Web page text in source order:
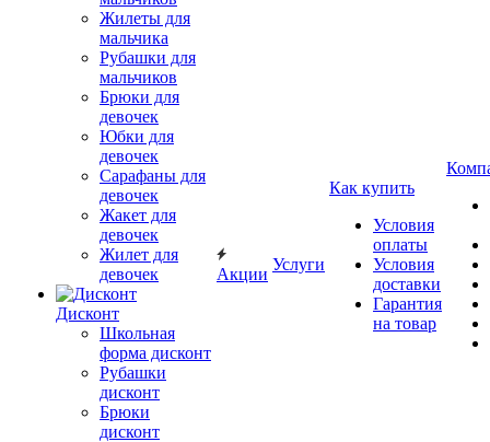
Жилеты для
мальчика
Рубашки для
мальчиков
Брюки для
девочек
Юбки для
девочек
Сарафаны для
девочек
Жакет для
девочек
Жилет для
девочек
Дисконт
Школьная
форма дисконт
Рубашки
дисконт
Брюки
дисконт
Акции
Услуги
Как купить
Условия
оплаты
Условия
доставки
Гарантия
на товар